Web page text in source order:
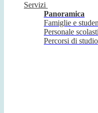
Servizi
Panoramica
Famiglie e
Personale
Percorsi di studio